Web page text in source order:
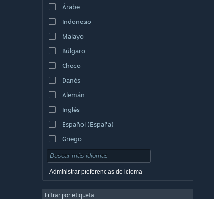
Árabe
Indonesio
Malayo
Búlgaro
Checo
Danés
Alemán
Inglés
Español (España)
Griego
Administrar preferencias de idioma
Filtrar por etiqueta